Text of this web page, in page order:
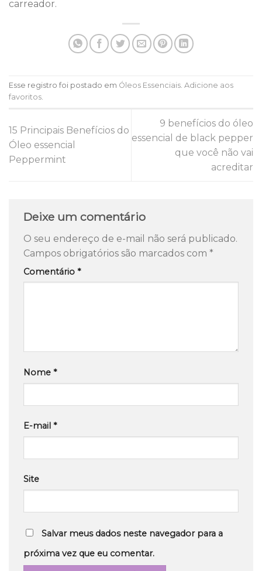
carreador.
Esse registro foi postado em Óleos Essenciais Adicione aos
favoritos
15 Principais Benefícios do
Óleo essencial
Peppermint
9 benefícios do óleo
essencial de black pepper
que você não vai
acreditar
Deixe um comentário
O seu endereço de e-mail não será publicado.
Campos obrigatórios são marcados com *
Comentário *
Nome *
E-mail *
Site
Salvar meus dados neste navegador para a
próxima vez que eu comentar.